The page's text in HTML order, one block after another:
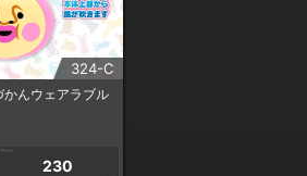
324-C
かんウェアラブル
1PLAY
230